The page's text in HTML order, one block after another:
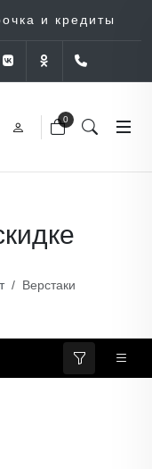
и кредиты
VK OK
0
Верстаки